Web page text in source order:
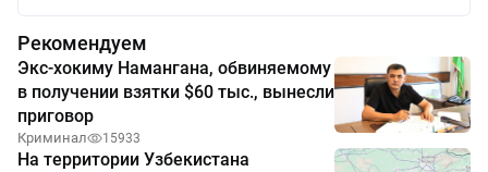
Рекомендуем
Экс-хокиму Намангана, обвиняемому
в получении взятки $60 тыс., вынесли
приговор
Криминал 15933
На территории Узбекистана